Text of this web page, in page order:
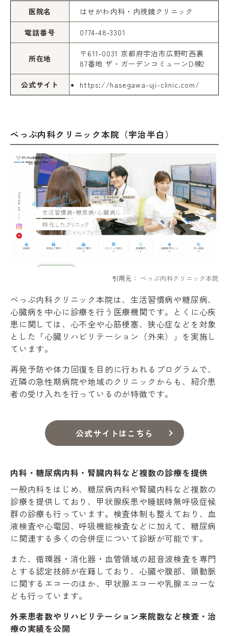
医院名 はせがわ内科・内視鏡クリニック
電話番号 0774‑48‑3301
所在地
〒611‑0031 京都府宇治市広野町西裏
87番地 ザ・ガーデンコミューンD棟2
公式サイト https://hasegawa-uji-clinic.com/
べっぷ内科クリニック本院（宇治半白）
引用元： べっぷ内科クリニック本院
べっぷ内科クリニック本院は、生活習慣病や糖尿病、
心臓病を中心に診療を行う医療機関です。とくに心疾
患に関しては、心不全や心筋梗塞、狭心症などを対象
とした「心臓リハビリテーション（外来）」を実施し
ています。
再発予防や体力回復を目的に行われるプログラムで、
近隣の急性期病院や地域のクリニックからも、紹介患
者の受け入れを行っているのが特徴です。
公式サイトはこちら
内科・糖尿病内科・腎臓内科など複数の診療を提供
一般内科をはじめ、糖尿病内科や腎臓内科など複数の
診療を提供しており、甲状腺疾患や睡眠時無呼吸症候
群の診療も行っています。検査体制も整えており、血
液検査や心電図、呼吸機能検査などに加えて、糖尿病
に関連する多くの合併症について診断が可能です。
また、循環器・消化器・血管領域の超音波検査を専門
とする認定技師が在籍しており、心臓や腹部、頸動脈
に関するエコーのほか、甲状腺エコーや乳腺エコーな
ども行っています。
外来患者数やリハビリテーション来院数など検査・治
療の実績を公開